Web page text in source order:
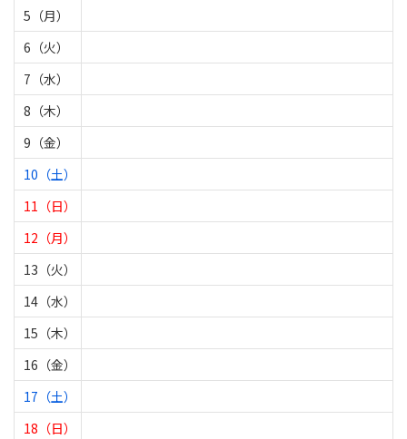
5（月）
6（火）
7（水）
8（木）
9（金）
10（土）
11（日）
12（月）
13（火）
14（水）
15（木）
16（金）
17（土）
18（日）